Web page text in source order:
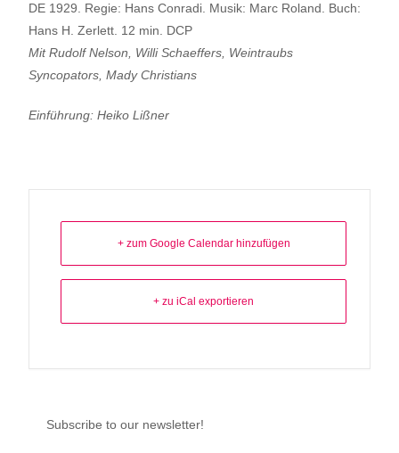
DE 1929. Regie: Hans Conradi. Musik: Marc Roland. Buch:
Hans H. Zerlett. 12 min. DCP
Mit Rudolf Nelson, Willi Schaeffers, Weintraubs
Syncopators, Mady Christians
Einführung: Heiko Lißner
+ zum Google Calendar hinzufügen
+ zu iCal exportieren
Subscribe to our newsletter!